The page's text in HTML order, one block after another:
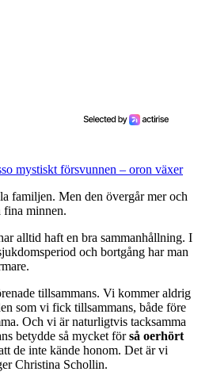
mystiskt försvunnen – oron växer
familjen. Men den övergår mer och
fina minnen.
alltid haft en bra sammanhållning. I
och bortgång har man
tillsammans. Vi kommer aldrig
som vi fick tillsammans, både före
Och vi är naturligtvis tacksamma
betydde så mycket förså oerhört
de inte kände honom. Det är vi
Christina Schollin.